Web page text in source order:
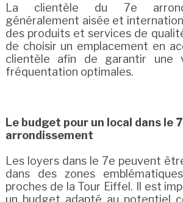
La clientèle du 7e
généralement aisée et
des produits et services de
de choisir un emplacement en
clientèle afin de garantir une
fréquentation optimales.
Le budget pour un local dans le
arrondissement
Les loyers dans le 7e peuvent
dans des zones
proches de la Tour Eiffel. Il est
un budget adapté au potentiel